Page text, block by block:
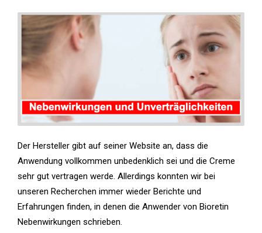
Der Hersteller gibt auf seiner Website an, dass die
Anwendung vollkommen unbedenklich sei und die Creme
sehr gut vertragen werde. Allerdings konnten wir bei
unseren Recherchen immer wieder Berichte und
Erfahrungen finden, in denen die Anwender von Bioretin
Nebenwirkungen schrieben.